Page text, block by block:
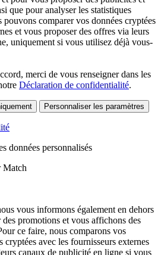
que pour analyser les statistiques
comparer vos données cryptées
et vous proposer des offres via leurs
uniquement si vous utilisez déjà vous-
merci de vous renseigner dans les
Déclaration de confidentialité.
Personnaliser les paramètres
données personnalisés
Match
vous informons également en dehors
promotions et vous affichons des
ce faire, nous comparons vos
cryptées avec les fournisseurs externes
canaux de publicité en ligne si vous